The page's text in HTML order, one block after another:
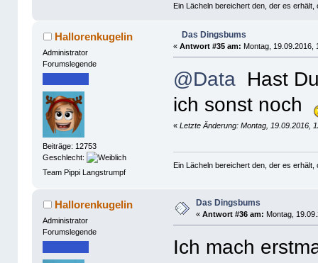
Ein Lächeln bereichert den, der es
Hallorenkugelin
Administrator
Forumslegende
Beiträge: 12753
Geschlecht:
Team Pippi Langstrumpf
Das Dingsbums
«Antwort #35 am: Montag, 19.09.2016,
@Data Hast
ich sonst noch
«Letzte Änderung: Montag, 19.09.2016,
Ein Lächeln bereichert den, der es
Hallorenkugelin
Administrator
Forumslegende
Das Dingsbums
«Antwort #36 am: Montag,
Ich mach